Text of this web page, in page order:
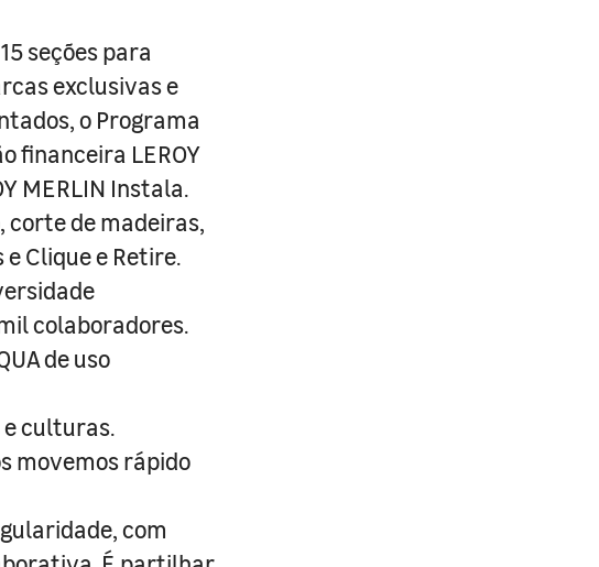
seções para
exclusivas e
o Programa
financeira LEROY
MERLIN Instala.
corte de madeiras,
Clique e Retire.
colaboradores.
de uso
culturas.
movemos rápido
com